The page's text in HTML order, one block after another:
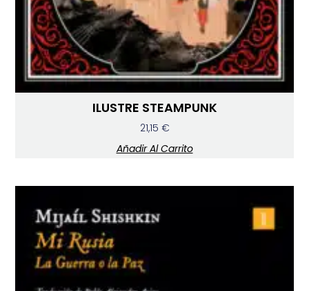
ILUSTRE STEAMPUNK
21,15 €
Añadir Al Carrito